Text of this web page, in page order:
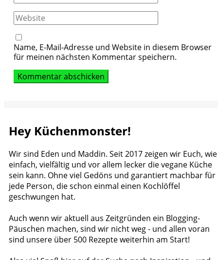
Website
Name, E-Mail-Adresse und Website in diesem Browser
für meinen nächsten Kommentar speichern.
Hey Küchenmonster!
Wir sind Eden und Maddin. Seit 2017 zeigen wir Euch, wie
einfach, vielfältig und vor allem lecker die vegane Küche
sein kann. Ohne viel Gedöns und garantiert machbar für
jede Person, die schon einmal einen Kochlöffel
geschwungen hat.
Auch wenn wir aktuell aus Zeitgründen ein Blogging-
Päuschen machen, sind wir nicht weg - und allen voran
sind unsere über 500 Rezepte weiterhin am Start!